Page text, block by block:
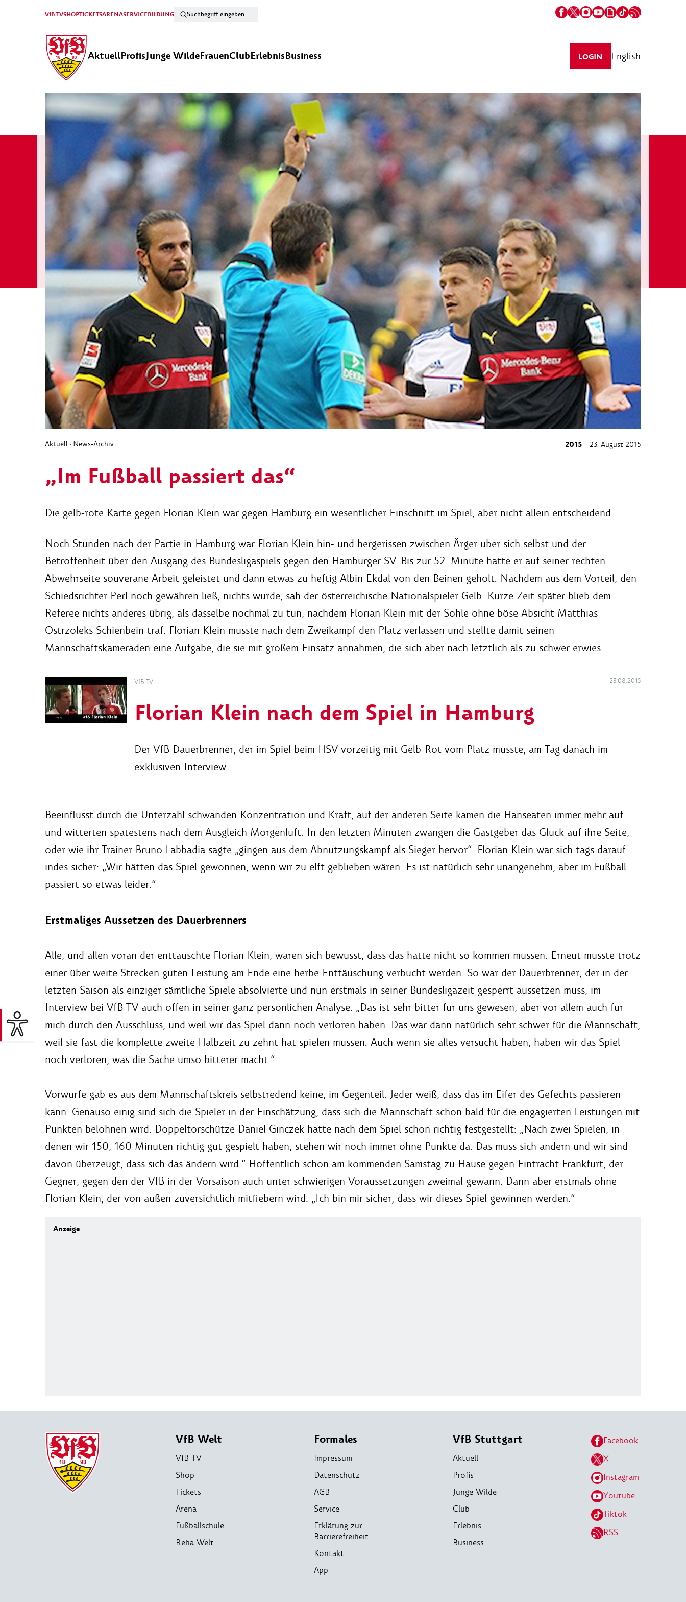
VfB TVSHOPTICKETSARENASERVICEBILDUNG
AktuellProfisJunge WildeFrauenClubErlebnisBusiness LOGIN English
Aktuell › News-Archiv 2015 23. August 2015
„Im Fußball passiert das“
Die gelb-rote Karte gegen Florian Klein war gegen Hamburg ein wesentlicher Einschnitt im Spiel, aber nicht allein entscheidend.
Noch Stunden nach der Partie in Hamburg war Florian Klein hin- und hergerissen zwischen Ärger über sich selbst und der
Betroffenheit über den Ausgang des Bundesligaspiels gegen den Hamburger SV. Bis zur 52. Minute hatte er auf seiner rechten
Abwehrseite souveräne Arbeit geleistet und dann etwas zu heftig Albin Ekdal von den Beinen geholt. Nachdem aus dem Vorteil, den
Schiedsrichter Perl noch gewähren ließ, nichts wurde, sah der österreichische Nationalspieler Gelb. Kurze Zeit später blieb dem
Referee nichts anderes übrig, als dasselbe nochmal zu tun, nachdem Florian Klein mit der Sohle ohne böse Absicht Matthias
Ostrzoleks Schienbein traf. Florian Klein musste nach dem Zweikampf den Platz verlassen und stellte damit seinen
Mannschaftskameraden eine Aufgabe, die sie mit großem Einsatz annahmen, die sich aber nach letztlich als zu schwer erwies.
VfB TV 23.08.2015
Florian Klein nach dem Spiel in Hamburg
Der VfB Dauerbrenner, der im Spiel beim HSV vorzeitig mit Gelb-Rot vom Platz musste, am Tag danach im
exklusiven Interview.
Beeinflusst durch die Unterzahl schwanden Konzentration und Kraft, auf der anderen Seite kamen die Hanseaten immer mehr auf
und witterten spätestens nach dem Ausgleich Morgenluft. In den letzten Minuten zwangen die Gastgeber das Glück auf ihre Seite,
oder wie ihr Trainer Bruno Labbadia sagte „gingen aus dem Abnutzungskampf als Sieger hervor“. Florian Klein war sich tags darauf
indes sicher: „Wir hätten das Spiel gewonnen, wenn wir zu elft geblieben wären. Es ist natürlich sehr unangenehm, aber im Fußball
passiert so etwas leider.“
Erstmaliges Aussetzen des Dauerbrenners
Alle, und allen voran der enttäuschte Florian Klein, waren sich bewusst, dass das hätte nicht so kommen müssen. Erneut musste trotz
einer über weite Strecken guten Leistung am Ende eine herbe Enttäuschung verbucht werden. So war der Dauerbrenner, der in der
letzten Saison als einziger sämtliche Spiele absolvierte und nun erstmals in seiner Bundesligazeit gesperrt aussetzen muss, im
Interview bei VfB TV auch offen in seiner ganz persönlichen Analyse: „Das ist sehr bitter für uns gewesen, aber vor allem auch für
mich durch den Ausschluss, und weil wir das Spiel dann noch verloren haben. Das war dann natürlich sehr schwer für die Mannschaft,
weil sie fast die komplette zweite Halbzeit zu zehnt hat spielen müssen. Auch wenn sie alles versucht haben, haben wir das Spiel
noch verloren, was die Sache umso bitterer macht.“
Vorwürfe gab es aus dem Mannschaftskreis selbstredend keine, im Gegenteil. Jeder weiß, dass das im Eifer des Gefechts passieren
kann. Genauso einig sind sich die Spieler in der Einschätzung, dass sich die Mannschaft schon bald für die engagierten Leistungen mit
Punkten belohnen wird. Doppeltorschütze Daniel Ginczek hatte nach dem Spiel schon richtig festgestellt: „Nach zwei Spielen, in
denen wir 150, 160 Minuten richtig gut gespielt haben, stehen wir noch immer ohne Punkte da. Das muss sich ändern und wir sind
davon überzeugt, dass sich das ändern wird.“ Hoffentlich schon am kommenden Samstag zu Hause gegen Eintracht Frankfurt, der
Gegner, gegen den der VfB in der Vorsaison auch unter schwierigen Voraussetzungen zweimal gewann. Dann aber erstmals ohne
Florian Klein, der von außen zuversichtlich mitfiebern wird: „Ich bin mir sicher, dass wir dieses Spiel gewinnen werden.“
VfB Welt
VfB TV
Shop
Tickets
Arena
Fußballschule
Reha-Welt
Formales
Impressum
Datenschutz
AGB
Service
Erklärung zur
Barrierefreiheit
Kontakt
App
VfB Stuttgart
Aktuell
Profis
Junge Wilde
Club
Erlebnis
Business
Facebook
X
Instagram
Youtube
Tiktok
RSS